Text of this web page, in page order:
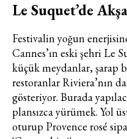
Haftalık E-
Moda
Le Suquet’de
Festivalin yoğun
Cannes’ın eski şehri Le
küçük meydanlar, şarap
restoranlar Riviera’nın
gösteriyor. Burada
plansızca yürümek. Yol
oturup Provence rosé